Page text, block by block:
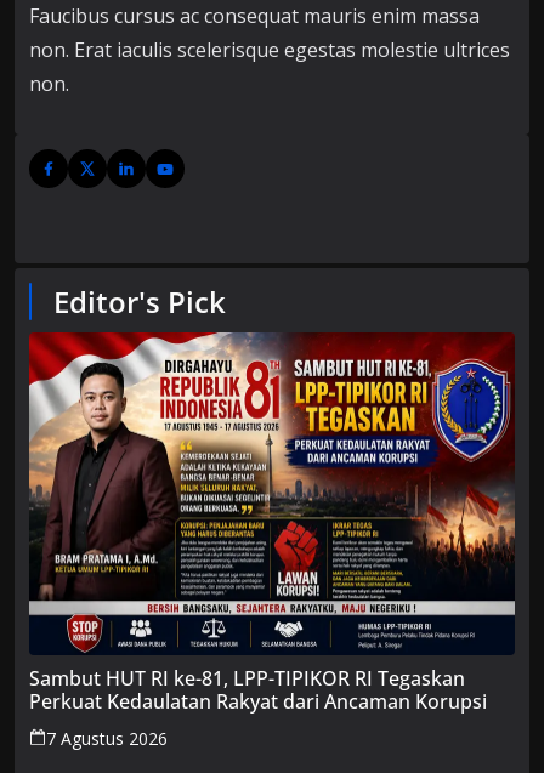
Faucibus cursus ac consequat mauris enim massa
non. Erat iaculis scelerisque egestas molestie ultrices
non.
Editor's Pick
Sambut HUT RI ke-81, LPP-TIPIKOR RI Tegaskan
Perkuat Kedaulatan Rakyat dari Ancaman Korupsi
7 Agustus 2026